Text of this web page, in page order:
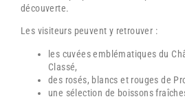
découverte.
Les visiteurs peuvent y retrouver :
les cuvées emblématiques du
Classé,
des rosés, blancs et rouges de
une sélection de boissons